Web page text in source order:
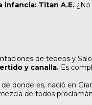
infancia: Titan A.E.
de tebeos y
y canalla. Es
donde es, nació en
de todos